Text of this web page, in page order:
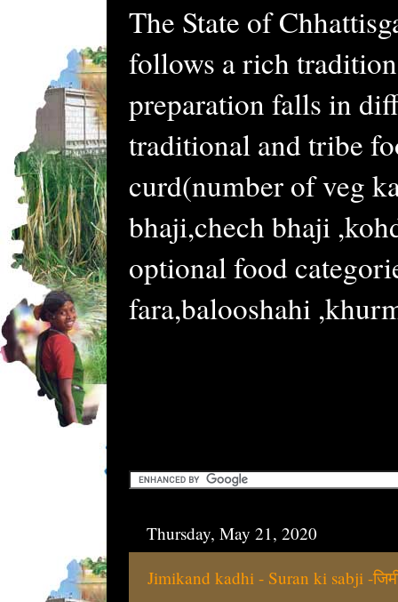
The State of
follows a rich
preparation falls in
traditional and tribe
curd(number of veg
bhaji,chech bhaji
optional food
fara,balooshahi
Thursday, May 21, 2020
Jimikand kadhi - Suran ki sabji -